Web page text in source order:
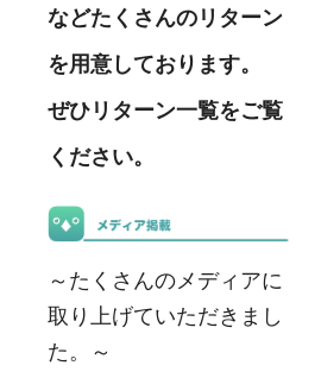
などたくさんのリターン
を用意しております。
ぜひリターン一覧をご覧
ください。
～たくさんのメディアに
取り上げていただきまし
た。～